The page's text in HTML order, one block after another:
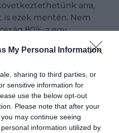
My Personal Information
sharing to third parties, or
sensitive information for
use the below opt-out
Please note that after your
may continue seeing
information utilized by
arra,
ezek mentén. Nem
80%-a egy
és oktatási
kanyargós
szeretnénk
hogy mindezeket
— persze, ha